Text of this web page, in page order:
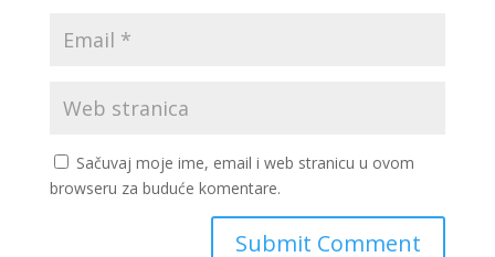
Sačuvaj moje ime, email i web stranicu u ovom
browseru za buduće komentare.